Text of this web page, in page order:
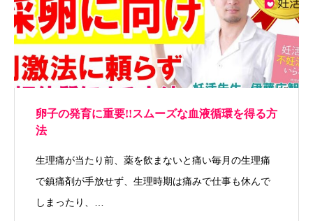
卵子の発育に重要!!スムーズな血液循環を得る方
法
生理痛が当たり前、薬を飲まないと痛い毎月の生理痛
で鎮痛剤が手放せず、生理時期は痛みで仕事も休んで
しまったり、…